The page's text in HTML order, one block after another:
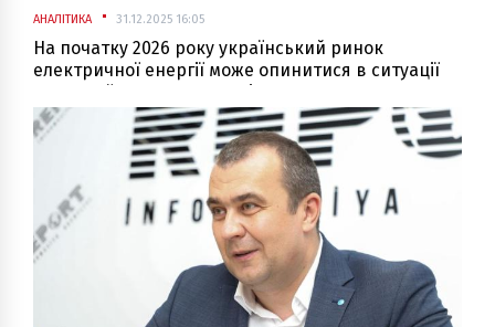
АНАЛІТИКА 31.12.2025 16:05
На початку 2026 року український ринок
електричної енергії може опинитися в ситуації
правової невизначеності, яка матиме не лише
юридичні, а й безпосередні цінові наслідки для
побутових споживачів.